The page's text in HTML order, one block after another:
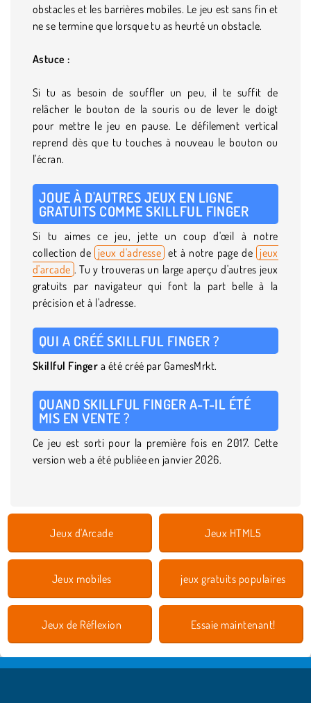
obstacles et les barrières mobiles. Le jeu est sans fin et
ne se termine que lorsque tu as heurté un obstacle.
Astuce :
Si tu as besoin de souffler un peu, il te suffit de
relâcher le bouton de la souris ou de lever le doigt
pour mettre le jeu en pause. Le défilement vertical
reprend dès que tu touches à nouveau le bouton ou
l'écran.
JOUE À D'AUTRES JEUX EN LIGNE
GRATUITS COMME SKILLFUL FINGER
Si tu aimes ce jeu, jette un coup d'œil à notre
collection de jeux d'adresse et à notre page de jeux
d'arcade . Tu y trouveras un large aperçu d'autres jeux
gratuits par navigateur qui font la part belle à la
précision et à l'adresse.
QUI A CRÉÉ SKILLFUL FINGER ?
Skillful Finger a été créé par GamesMrkt.
QUAND SKILLFUL FINGER A-T-IL ÉTÉ
MIS EN VENTE ?
Ce jeu est sorti pour la première fois en 2017. Cette
version web a été publiée en janvier 2026.
Jeux d'Arcade Jeux HTML5
Jeux mobiles jeux gratuits populaires
Jeux de Réflexion Essaie maintenant!